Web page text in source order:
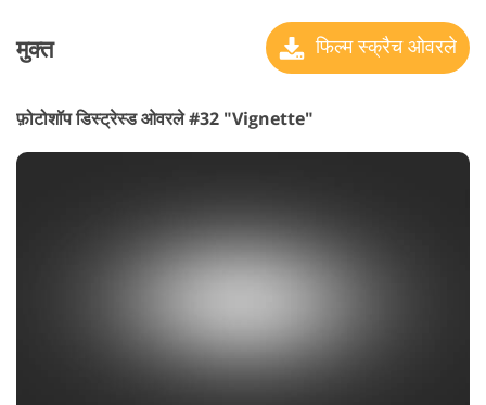
मुक्त फिल्म स्क्रैच ओवरले
फ़ोटोशॉप डिस्ट्रेस्ड ओवरले #32 "Vignette"